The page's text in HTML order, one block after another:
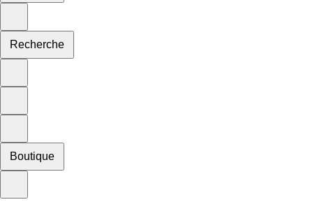
Recherche
Boutique